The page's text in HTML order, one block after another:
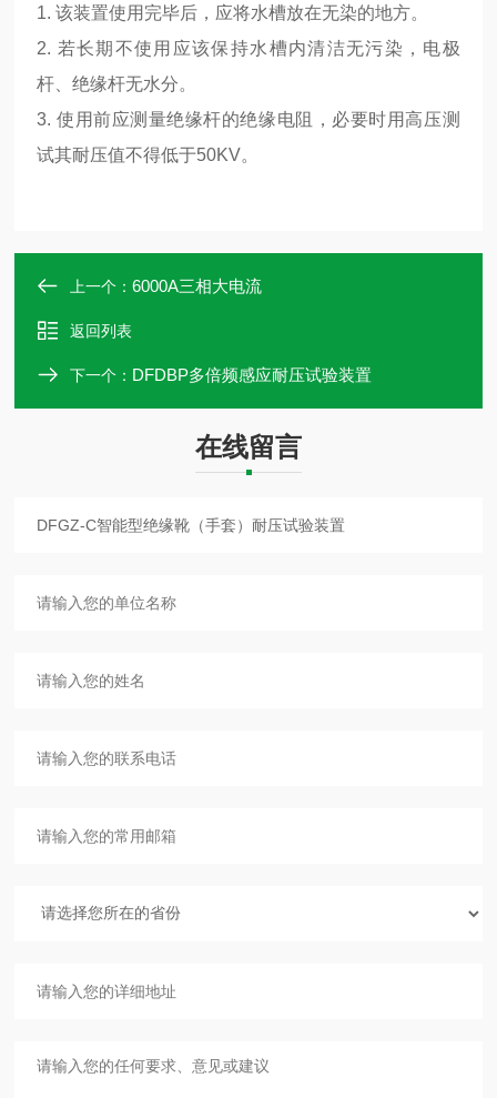
1. 该装置使用完毕后，应将水槽放在无染的地方。
2. 若长期不使用应该保持水槽内清洁无污染，电极
杆、绝缘杆无水分。
3. 使用前应测量绝缘杆的绝缘电阻，必要时用高压测
试其耐压值不得低于50KV。
上一个：6000A三相大电流
返回列表
下一个： DFDBP多倍频感应耐压试验装置
在线留言